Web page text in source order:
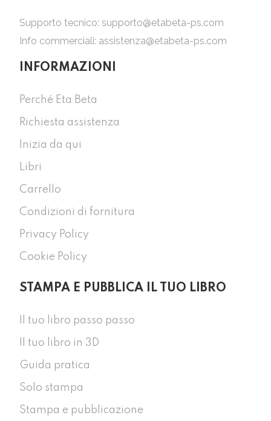
Supporto tecnico: supporto@etabeta-ps.com
Info commerciali: assistenza@etabeta-ps.com
INFORMAZIONI
Perché Eta Beta
Richiesta assistenza
Inizia da qui
Libri
Carrello
Condizioni di fornitura
Privacy Policy
Cookie Policy
STAMPA E PUBBLICA IL TUO LIBRO
Il tuo libro passo passo
Il tuo libro in 3D
Guida pratica
Solo stampa
Stampa e pubblicazione